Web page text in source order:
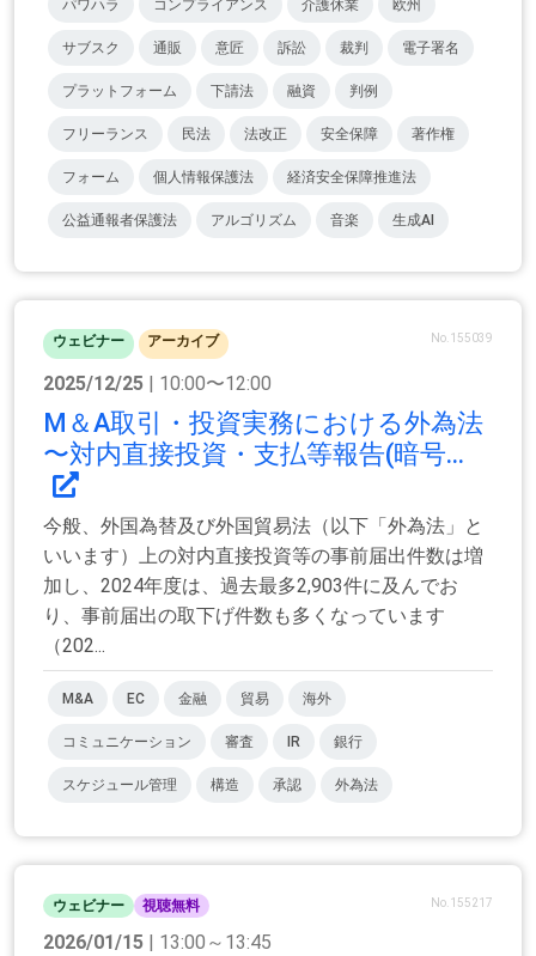
パワハラ コンプライアンス 介護休業 欧州
サブスク 通販 意匠 訴訟 裁判 電子署名
プラットフォーム 下請法 融資 判例
フリーランス 民法 法改正 安全保障 著作権
フォーム 個人情報保護法 経済安全保障推進法
公益通報者保護法 アルゴリズム 音楽 生成AI
ウェビナー アーカイブ No.155039
2025/12/25 | 10:00〜12:00
M＆A取引・投資実務における外為法
〜対内直接投資・支払等報告(暗号...
今般、外国為替及び外国貿易法（以下「外為法」と
いいます）上の対内直接投資等の事前届出件数は増
加し、2024年度は、過去最多2,903件に及んでお
り、事前届出の取下げ件数も多くなっています
（202...
M&A EC 金融 貿易 海外
コミュニケーション 審査 IR 銀行
スケジュール管理 構造 承認 外為法
ウェビナー 視聴無料 No.155217
2026/01/15 | 13:00～13:45